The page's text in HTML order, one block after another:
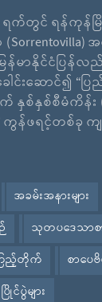
ရက်တွင် ရန်ကုန်မ
မြန်မာနိုင်ငံပြ
င်းဆောင်၍ “ပြ
က် နှစ်နှစ်စီမံကိန်
ကွန်ဖရင့်တစ်ခု က
အခမ်းအနားများ
သုတပဒေသာစ
ြည့်တိုက် စာပေ
ပြိုင်ပွဲများ